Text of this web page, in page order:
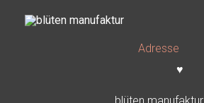
Adresse
♥